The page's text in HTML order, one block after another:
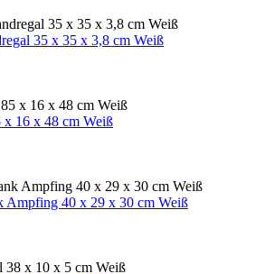
35 x 35 x 3,8 cm Weiß
x 16 x 48 cm Weiß
Ampfing 40 x 29 x 30 cm Weiß